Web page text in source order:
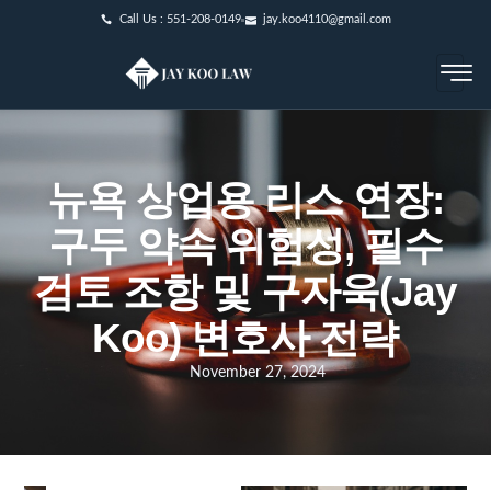
Call Us : 551-208-0149 jay.koo4110@gmail.com
뉴욕 상업용 리스 연장:
구두 약속 위험성, 필수
검토 조항 및 구자욱(Jay
Koo) 변호사 전략
November 27, 2024